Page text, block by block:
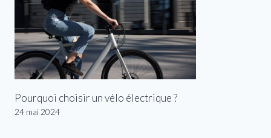
Pourquoi choisir un vélo électrique ?
24 mai 2024